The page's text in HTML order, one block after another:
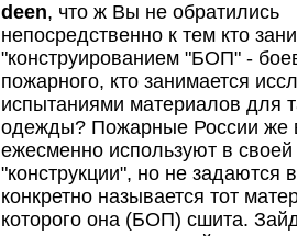
deen, что ж Вы не обратились
непосредственно к тем кто
"конструированием "БОП" -
пожарного, кто занимается
испытаниями материалов для
одежды? Пожарные России же
ежесменно используют в своей
"конструкции", но не задаются
конкретно называется тот
которого она (БОП) сшита.